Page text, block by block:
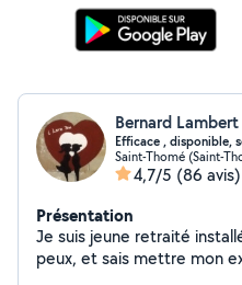
Bernard Lambert
Efficace , disponible,
Saint-Thomé (Saint-
4,7/5 (86 avis)
Présentation
Je suis jeune retraité
peux, et sais mettre mon